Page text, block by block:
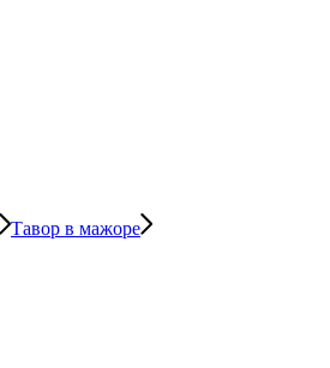
Тавор в мажоре